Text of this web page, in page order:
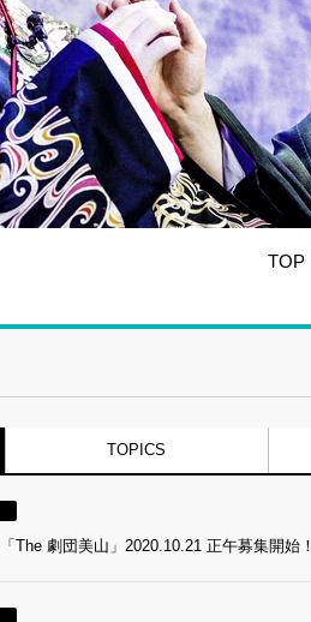
TOP
TOPICS
The 劇団美山」2020.10.21 正午募集開始！